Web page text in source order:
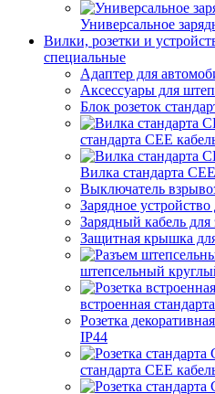
Универсальное
Вилки, розетки и
специальные
Адаптер для
Аксессуары для
Блок розеток
стандарта CEE
Вилка стандарта
Выключатель
Зарядное устройство
Зарядный кабель для
Защитная крышка
штепсельный
встроенная
Розетка
IP44
стандарта СЕЕ